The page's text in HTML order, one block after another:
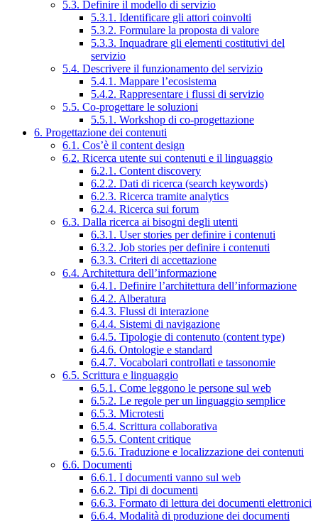
5.3. Definire il modello di servizio
5.3.1. Identificare gli attori coinvolti
5.3.2. Formulare la proposta di valore
5.3.3. Inquadrare gli elementi costitutivi del
servizio
5.4. Descrivere il funzionamento del servizio
5.4.1. Mappare l’ecosistema
5.4.2. Rappresentare i flussi di servizio
5.5. Co-progettare le soluzioni
5.5.1. Workshop di co-progettazione
6. Progettazione dei contenuti
6.1. Cos’è il content design
6.2. Ricerca utente sui contenuti e il linguaggio
6.2.1. Content discovery
6.2.2. Dati di ricerca (search keywords)
6.2.3. Ricerca tramite analytics
6.2.4. Ricerca sui forum
6.3. Dalla ricerca ai bisogni degli utenti
6.3.1. User stories per definire i contenuti
6.3.2. Job stories per definire i contenuti
6.3.3. Criteri di accettazione
6.4. Architettura dell’informazione
6.4.1. Definire l’architettura dell’informazione
6.4.2. Alberatura
6.4.3. Flussi di interazione
6.4.4. Sistemi di navigazione
6.4.5. Tipologie di contenuto (content type)
6.4.6. Ontologie e standard
6.4.7. Vocabolari controllati e tassonomie
6.5. Scrittura e linguaggio
6.5.1. Come leggono le persone sul web
6.5.2. Le regole per un linguaggio semplice
6.5.3. Microtesti
6.5.4. Scrittura collaborativa
6.5.5. Content critique
6.5.6. Traduzione e localizzazione dei contenuti
6.6. Documenti
6.6.1. I documenti vanno sul web
6.6.2. Tipi di documenti
6.6.3. Formato di lettura dei documenti elettronici
6.6.4. Modalità di produzione dei documenti